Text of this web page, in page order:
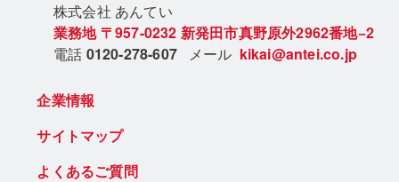
株式会社 あんてい
業務地 〒957-0232 新発田市真野原外2962番地−2
電話 0120-278-607 メール kikai@antei.co.jp
企業情報
サイトマップ
よくあるご質問